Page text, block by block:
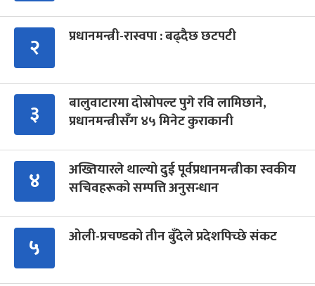
२ प्रधानमन्त्री-रास्वपा : बढ्दैछ छटपटी
३
बालुवाटारमा दोस्रोपल्ट पुगे रवि लामिछाने,
प्रधानमन्त्रीसँग ४५ मिनेट कुराकानी
४
अख्तियारले थाल्यो दुई पूर्वप्रधानमन्त्रीका स्वकीय
सचिवहरूको सम्पत्ति अनुसन्धान
५ ओली-प्रचण्डको तीन बुँदेले प्रदेशपिच्छे संकट